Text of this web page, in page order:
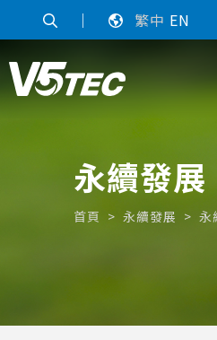
｜ 繁中 EN
永續發展
首頁 永續發展 永